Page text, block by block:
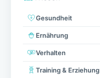
Gesundheit
Ernährung
Verhalten
Training & Erziehung